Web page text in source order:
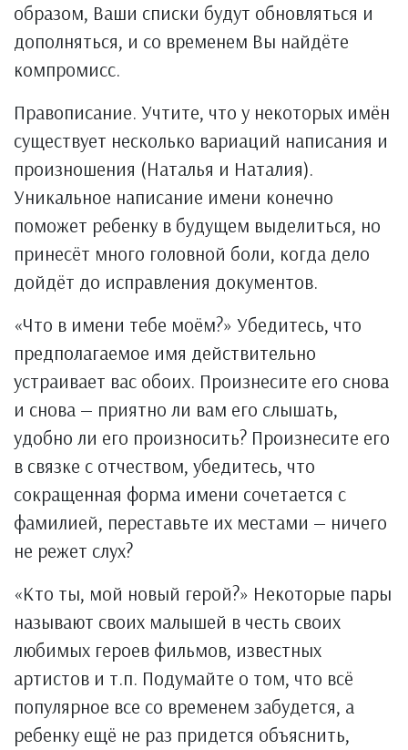
образом, Ваши списки будут обновляться и
дополняться, и со временем Вы найдёте
компромисс.
Правописание. Учтите, что у некоторых имён
существует несколько вариаций написания и
произношения (Наталья и Наталия).
Уникальное написание имени конечно
поможет ребенку в будущем выделиться, но
принесёт много головной боли, когда дело
дойдёт до исправления документов.
«Что в имени тебе моём?» Убедитесь, что
предполагаемое имя действительно
устраивает вас обоих. Произнесите его снова
и снова — приятно ли вам его слышать,
удобно ли его произносить? Произнесите его
в связке с отчеством, убедитесь, что
сокращенная форма имени сочетается с
фамилией, переставьте их местами — ничего
не режет слух?
«Кто ты, мой новый герой?» Некоторые пары
называют своих малышей в честь своих
любимых героев фильмов, известных
артистов и т.п. Подумайте о том, что всё
популярное все со временем забудется, а
ребенку ещё не раз придется объяснить,